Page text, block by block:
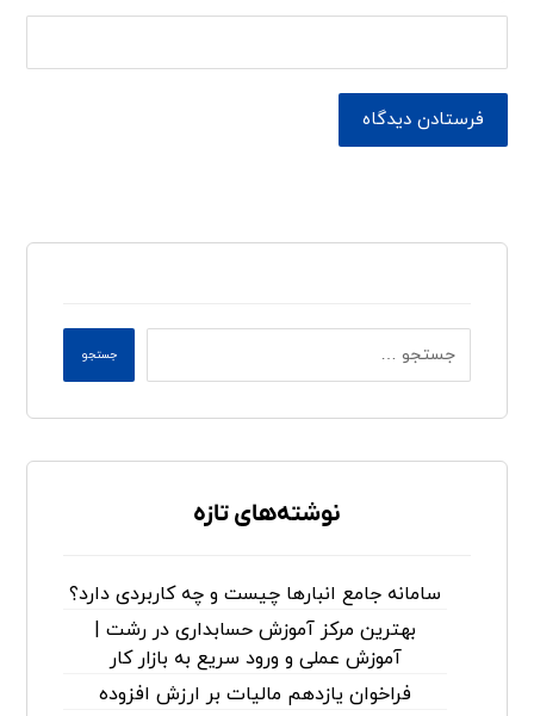
فرستادن دیدگاه
جستجو
نوشته‌های تازه
سامانه جامع انبارها چیست و چه کاربردی دارد؟
بهترین مرکز آموزش حسابداری در رشت |
آموزش عملی و ورود سریع به بازار کار
فراخوان یازدهم مالیات بر ارزش افزوده